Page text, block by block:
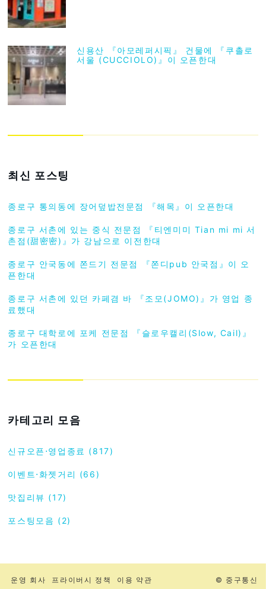
신용산 『아모레퍼시픽』 건물에 『쿠촐로
서울 (CUCCIOLO)』이 오픈한대
최신 포스팅
종로구 통의동에 장어덮밥전문점 『해목』이 오픈한대
종로구 서촌에 있는 중식 전문점 『티엔미미 Tian mi mi 서
촌점(甜密密)』가 강남으로 이전한대
종로구 안국동에 쫀드기 전문점 『쫀디pub 안국점』이 오
픈한대
종로구 서촌에 있던 카페겸 바 『조모(JOMO)』가 영업 종
료했대
종로구 대학로에 포케 전문점 『슬로우캘리(Slow, Cail)』
가 오픈한대
카테고리 모음
신규오픈⋅영업종료 (817)
이벤트⋅화젯거리 (66)
맛집리뷰 (17)
포스팅모음 (2)
운영 회사 프라이버시 정책 이용 약관 © 중구통신